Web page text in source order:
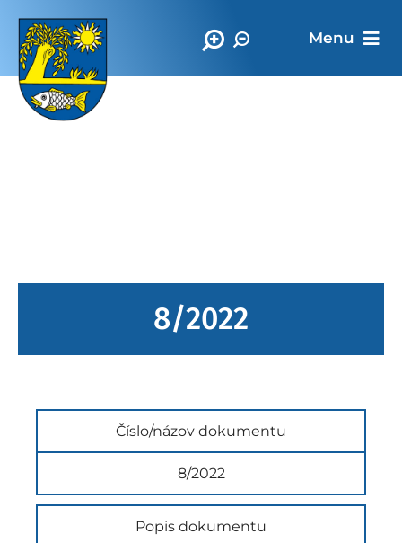
Menu
8/2022
Číslo/názov dokumentu
8/2022
Popis dokumentu